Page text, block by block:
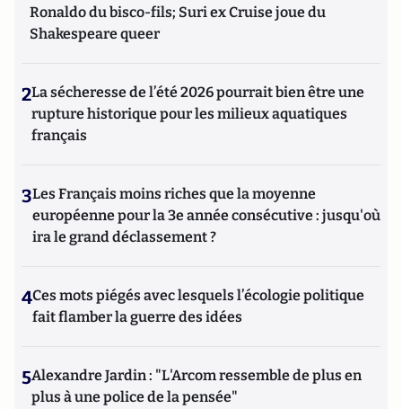
Ronaldo du bisco-fils; Suri ex Cruise joue du
Shakespeare queer
2La sécheresse de l’été 2026 pourrait bien être une
rupture historique pour les milieux aquatiques
français
3Les Français moins riches que la moyenne
européenne pour la 3e année consécutive : jusqu'où
ira le grand déclassement ?
4Ces mots piégés avec lesquels l’écologie politique
fait flamber la guerre des idées
5Alexandre Jardin : "L'Arcom ressemble de plus en
plus à une police de la pensée"